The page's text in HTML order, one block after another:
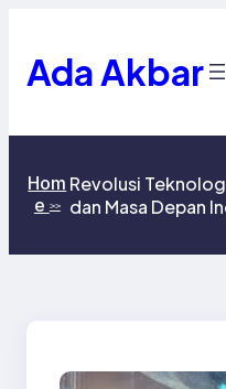
content
Ada Akbar
Hom
e >>
Revolusi
dan Masa Depan